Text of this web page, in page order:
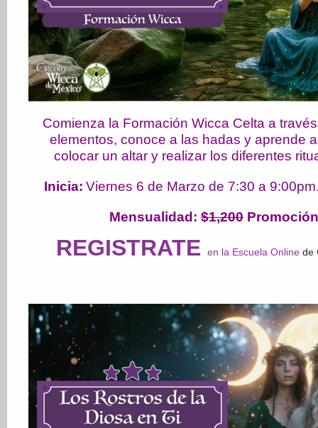
Comienza la Formación Wicca Celta a
elementos, conoce a las hadas y aprende
colocar un altar y realizar los diferentes
Inicia: Viernes 6 de Marzo de 7:30 a
Mensualidad : $1,200
REGISTRATE en la Escuela Onlinede